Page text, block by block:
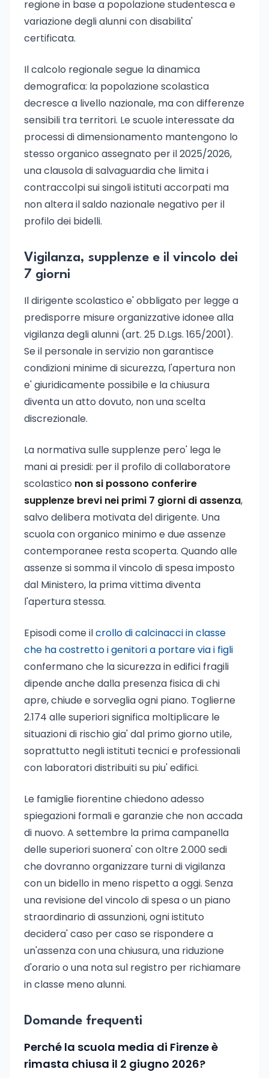
regione in base a popolazione studentesca e
variazione degli alunni con disabilita'
certificata.
Il calcolo regionale segue la dinamica
demografica: la popolazione scolastica
decresce a livello nazionale, ma con differenze
sensibili tra territori. Le scuole interessate da
processi di dimensionamento mantengono lo
stesso organico assegnato per il 2025/2026,
una clausola di salvaguardia che limita i
contraccolpi sui singoli istituti accorpati ma
non altera il saldo nazionale negativo per il
profilo dei bidelli.
Vigilanza, supplenze e il vincolo dei
7 giorni
Il dirigente scolastico e' obbligato per legge a
predisporre misure organizzative idonee alla
vigilanza degli alunni (art. 25 D.Lgs. 165/2001).
Se il personale in servizio non garantisce
condizioni minime di sicurezza, l'apertura non
e' giuridicamente possibile e la chiusura
diventa un atto dovuto, non una scelta
discrezionale.
La normativa sulle supplenze pero' lega le
mani ai presidi: per il profilo di collaboratore
scolastico non si possono conferire
supplenze brevi nei primi 7 giorni di assenza,
salvo delibera motivata del dirigente. Una
scuola con organico minimo e due assenze
contemporanee resta scoperta. Quando alle
assenze si somma il vincolo di spesa imposto
dal Ministero, la prima vittima diventa
l'apertura stessa.
Episodi come ilcrollo di calcinacci in classe
che ha costretto i genitori a portare via i figli
confermano che la sicurezza in edifici fragili
dipende anche dalla presenza fisica di chi
apre, chiude e sorveglia ogni piano. Toglierne
2.174 alle superiori significa moltiplicare le
situazioni di rischio gia' dal primo giorno utile,
soprattutto negli istituti tecnici e professionali
con laboratori distribuiti su piu' edifici.
Le famiglie fiorentine chiedono adesso
spiegazioni formali e garanzie che non accada
di nuovo. A settembre la prima campanella
delle superiori suonera' con oltre 2.000 sedi
che dovranno organizzare turni di vigilanza
con un bidello in meno rispetto a oggi. Senza
una revisione del vincolo di spesa o un piano
straordinario di assunzioni, ogni istituto
decidera' caso per caso se rispondere a
un'assenza con una chiusura, una riduzione
d'orario o una nota sul registro per richiamare
in classe meno alunni.
Domande frequenti
Perché la scuola media di Firenze è
rimasta chiusa il 2 giugno 2026?